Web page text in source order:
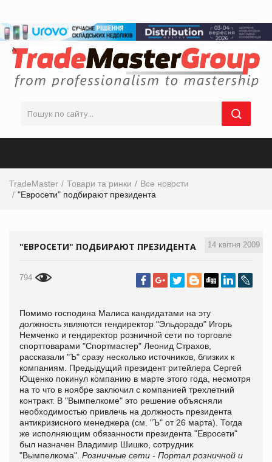
TradeMaster Товари та ринки
Все новости
"Евросети" подбирают президента
14 квітня 2009
"ЕВРОСЕТИ" ПОДБИРАЮТ ПРЕЗИДЕНТА
794
Помимо господина Малиса кандидатами на эту
должность являются гендиректор "Эльдорадо" Игорь
Немченко и гендиректор розничной сети по торговле
спорттоварами "Спортмастер" Леонид Страхов,
рассказали "Ъ" сразу несколько источников, близких к
компаниям. Предыдущий президент ритейлера Сергей
Ющенко покинул компанию в марте этого года, несмотря
на то что в ноябре заключил с компанией трехлетний
контракт. В "Вымпелкоме" это решение объясняли
необходимостью привлечь на должность президента
антикризисного менеджера (см. "Ъ" от 26 марта). Тогда
же исполняющим обязанности президента "Евросети"
был назначен Владимир Шишко, сотрудник
"Вымпелкома". Розничные сети - Портал розничной и